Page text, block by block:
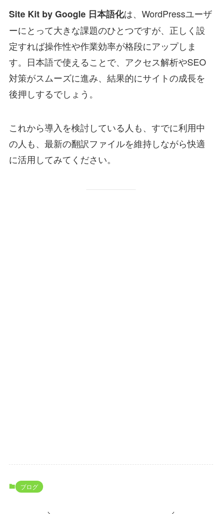
Site Kit by Google 日本語化は、WordPressユーザ
ーにとって大きな課題のひとつですが、正しく設
定すれば操作性や作業効率が格段にアップしま
す。日本語で使えることで、アクセス解析やSEO
対策がスムーズに進み、結果的にサイトの成長を
後押しするでしょう。
これから導入を検討している人も、すでに利用中
の人も、最新の翻訳ファイルを維持しながら快適
に活用してみてください。
ブログ